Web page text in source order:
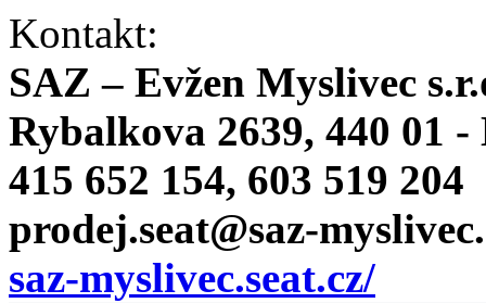
Kontakt:
SAZ – Evžen Myslivec
Rybalkova 2639, 440 01
415 652 154, 603 519 204
prodej.seat@saz-
saz-myslivec.seat.cz/